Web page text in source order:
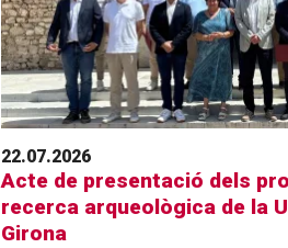
22.07.2026
Acte de presentació dels
recerca arqueològica de la
Girona